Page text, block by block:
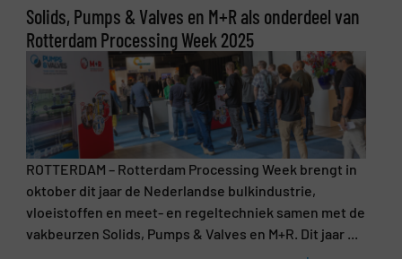
Solids, Pumps & Valves en M+R als onderdeel van
Rotterdam Processing Week 2025
ROTTERDAM – Rotterdam Processing Week brengt in
oktober dit jaar de Nederlandse bulkindustrie,
vloeistoffen en meet- en regeltechniek samen met de
vakbeurzen Solids, Pumps & Valves en M+R. Dit jaar ...